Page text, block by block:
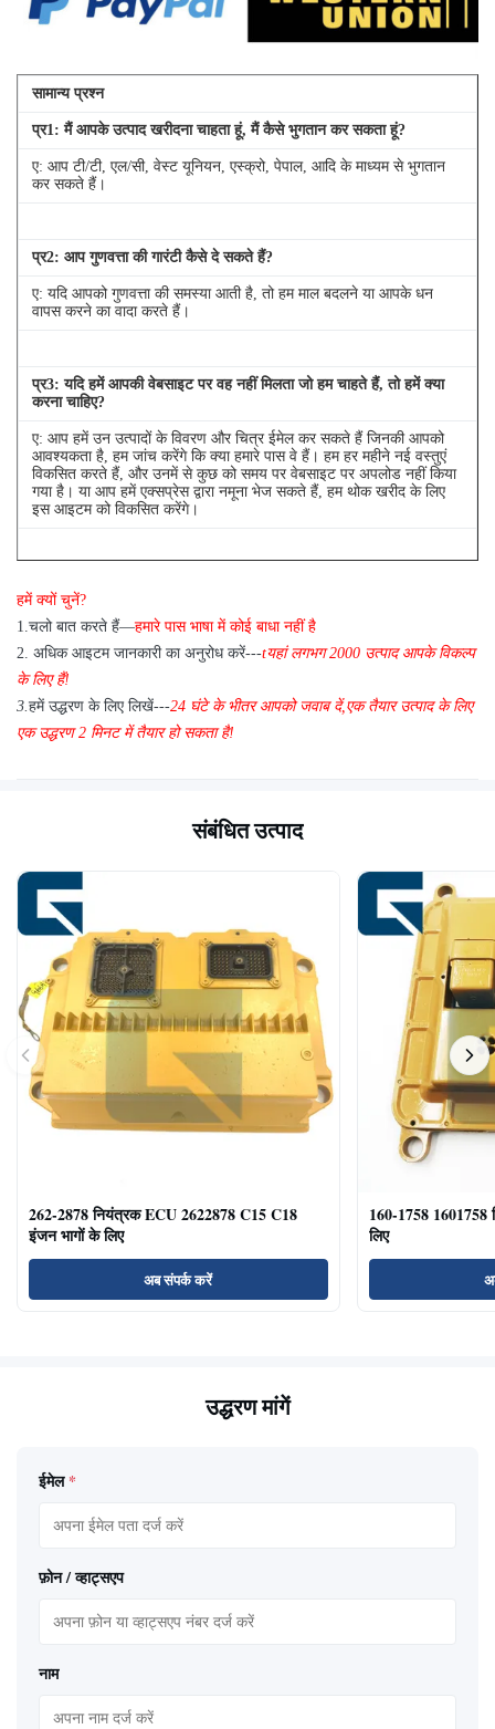
सामान्य प्रश्न
प्र1 : मैं आपके उत्पाद खरीदना चाहता हूं, मैं कैसे भुगतान कर सकता हूं?
ए: आप टी/टी, एल/सी, वेस्ट यूनियन, एस्क्रो, पेपाल, आदि के माध्यम से भुगतान
कर सकते हैं।
प्र2: आप गुणवत्ता की गारंटी कैसे दे सकते हैं?
ए: यदि आपको गुणवत्ता की समस्या आती है, तो हम माल बदलने या आपके धन
वापस करने का वादा करते हैं।
प्र3: यदि हमें आपकी वेबसाइट पर वह नहीं मिलता जो हम चाहते हैं, तो हमें क्या
करना चाहिए?
ए: आप हमें उन उत्पादों के विवरण और चित्र ईमेल कर सकते हैं जिनकी आपको
आवश्यकता है, हम जांच करेंगे कि क्या हमारे पास वे हैं। हम हर महीने नई वस्तुएं
विकसित करते हैं, और उनमें से कुछ को समय पर वेबसाइट पर अपलोड नहीं किया
गया है। या आप हमें एक्सप्रेस द्वारा नमूना भेज सकते हैं, हम थोक खरीद के लिए
इस आइटम को विकसित करेंगे।
ए: हाँ, यदि हमारे पास आपके द्वारा आवश्यक वस्तु स्टॉक में है तो हम गुणवत्ता
परीक्षण के लिए 1 पीसी भेजने में प्रसन्न हैं
हमें क्यों चुनें?
1 चलो बात करते हैं—हमारे पास भाषा में कोई बाधा नहीं है
2. अधिक आइटम जानकारी का अनुरोध करें---tयहां लगभग2000 उत्पाद आपके विकल्प
के लिए हैं!
3. हमें उद्धरण के लिए लिखें---24 घंटे के भीतर आपको जवाब दें,एक तैयार उत्पाद के लिए
एक उद्धरण 2 मिनट में तैयार हो सकता है!
संबंधित उत्पाद
262-2878 नियंत्रक ECU 2622878 C15 C18
इंजन भागों के लिए
अब संपर्क करें
160-1758
लिए
उद्धरण मांगें
ईमेल *
फ़ोन / व्हाट्सएप
नाम